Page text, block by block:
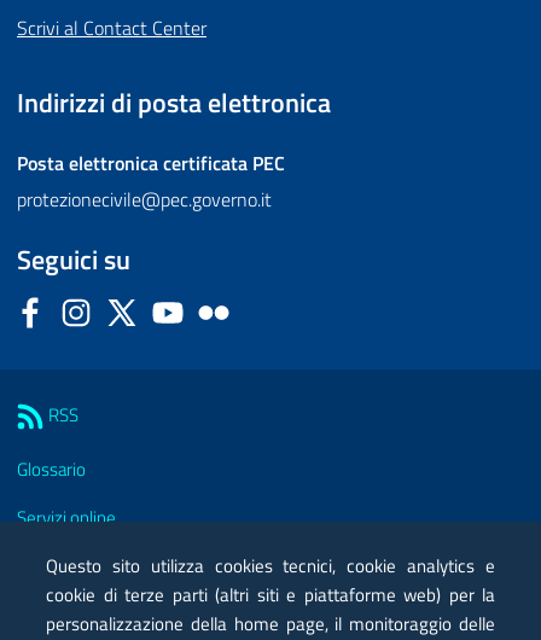
Scrivi al Contact Center
Indirizzi di posta elettronica
Posta elettronica certificata PEC
protezionecivile@pec.governo.it
Seguici su
FacebookInstagram
Twitter YouTube
RSS
Glossario
Servizi online
Moduli
Posta elettronica certificata PEC
Questo sito utilizza cookies tecnici, cookie analytics e
cookie di terze parti (altri siti e piattaforme web) per la
personalizzazione della home page, il monitoraggio delle